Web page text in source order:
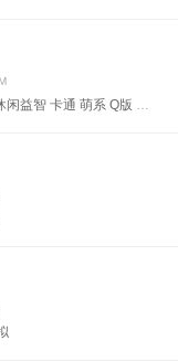
闲益智 卡通 萌系 Q版 治愈